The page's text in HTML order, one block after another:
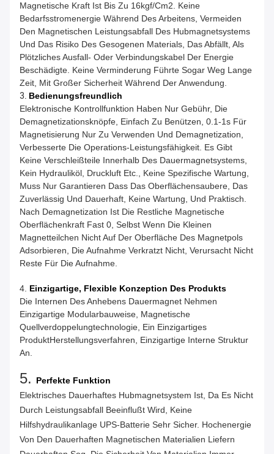
Magnetische Kraft Ist Bis Zu 16kgf/cm2. Keine
Bedarfsstromenergie Während Des Arbeitens, Vermeiden
Den Magnetischen Leistungsabfall Des Hubmagnetsystems
Und Das Risiko Des Gesogenen Materials, Das Abfällt, Als
Plötzliches Ausfall- Oder Verbindungskabel Der Energie
Beschädigte. Keine Verminderung Führte Sogar Weg Lange
Zeit, Mit Großer Sicherheit Während Der Anwendung.
3. Bedienungsfreundlich
Elektronische Kontrollfunktion Haben Nur Gebühr, Die
Demagnetizationsknöpfe, Einfach Zu Benützen, 0.1-1s Für
Magnetisierung Nur Zu Verwenden Und Demagnetization,
Verbesserte Die Operations-Leistungsfähigkeit. Es Gibt
Keine Verschleißteile Innerhalb Des Dauermagnetsystems,
Kein Hydrauliköl, Druckluft Etc., Keine Spezifische Wartung,
Muss Nur Garantieren Dass Das Oberflächensaubere, Das
Zuverlässig Und Dauerhaft, Keine Wartung, Und Praktisch.
Nach Demagnetization Ist Die Restliche Magnetische
Oberflächenkraft Fast 0, Selbst Wenn Die Kleinen
Magnetteilchen Nicht Auf Der Oberfläche Des Magnetpols
Adsorbieren, Die Aufnahme Verkratzt Nicht, Verursacht Nicht
Reste Für Die Aufnahme.
4. Einzigartige, Flexible Konzeption Des Produkts
Die Internen Des Anhebens Dauermagnet Nehmen
Einzigartige Modularbauweise, Magnetische
Quellverdoppelungtechnologie, Ein Einzigartiges
ProduktHerstellungsverfahren, Einzigartige Interne Struktur
An.
5.
Perfekte Funktion
Elektrisches Dauerhaftes Hubmagnetsystem Ist, Da Es Nicht
Durch Leistungsabfall Beeinflußt Wird, Keine
Hilfshydraulikanlage UPS-Batterie Sehr Sicher. Hochenergie
Von Den Dauerhaften Magnetischen Materialien Liefern